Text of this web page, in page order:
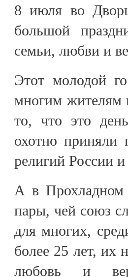
8 июля во
большой
семьи, любви и
Этот молодой
многим жителям
то, что это
охотно приняли
религий России
А в Прохладном
пары, чей союз
для многих,
более 25 лет, их
любовь и